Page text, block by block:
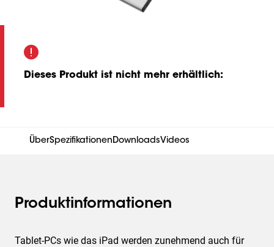
Dieses Produkt ist nicht mehr erhältlich:
ÜberSpezifikationenDownloadsVideos
Produktinformationen
Tablet-PCs wie das iPad werden zunehmend auch für